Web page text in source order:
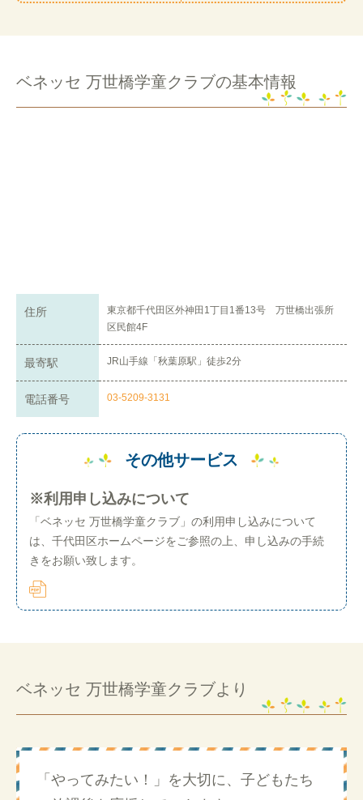
ベネッセ 万世橋学童クラブの基本情報
住所
東京都千代田区外神田1丁目1番13号 万世橋出張所
区民館4F
最寄駅 JR山手線「秋葉原駅」徒歩2分
電話番号 03-5209-3131
その他サービス
※利用申し込みについて
「ベネッセ 万世橋学童クラブ」の利用申し込みについて
は、千代田区ホームページをご参照の上、申し込みの手続
きをお願い致します。
ベネッセ 万世橋学童クラブより
「やってみたい！」を大切に、子どもたち